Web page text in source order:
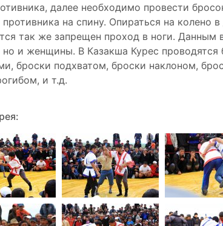
далее необходимо провести
на спину. Опираться на колено
так же запрещен проход в ноги. Данным
и женщины. В Казакша Курес проводятся
броски подхватом, броски наклоном,
и т.д.